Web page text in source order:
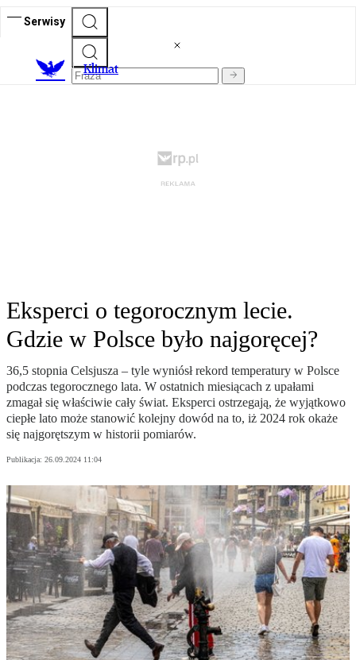
Serwisy
Klimat
Eksperci o tegorocznym lecie.
Gdzie w Polsce było najgoręcej?
36,5 stopnia Celsjusza – tyle wyniósł rekord temperatury w Polsce
podczas tegorocznego lata. W ostatnich miesiącach z upałami
zmagał się właściwie cały świat. Eksperci ostrzegają, że wyjątkowo
ciepłe lato może stanowić kolejny dowód na to, iż 2024 rok okaże
się najgorętszym w historii pomiarów.
Publikacja: 26.09.2024 11:04